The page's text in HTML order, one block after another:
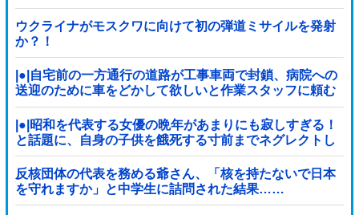
ウクライナがモスクワに向けて初の弾道ミサイルを発射
か？！
|●|自宅前の一方通行の道路が工事車両で封鎖、病院への
送迎のために車をどかして欲しいと作業スタッフに頼む
と……
|●|昭和を代表する女優の晩年があまりにも寂しすぎる！
と話題に、自身の子供を餓死する寸前までネグレクトし
た挙句……
反核団体の代表を務める爺さん、「核を持たないで日本
を守れますか」と中学生に詰問された結果……